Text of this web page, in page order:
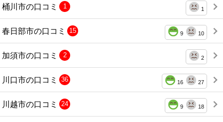
桶川市の口コミ 1
1
春日部市の口コミ 9 10
15
加須市の口コミ 2
2
川口市の口コミ 16 27
36
川越市の口コミ 9 18
24